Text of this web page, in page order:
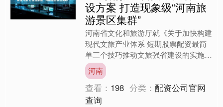
设方案 打造现象级“河南旅
游景区集群”
河南省文化和旅游厅就《关于加快构建
现代文旅产业体系 短期股票配资最简
单三个技巧推动文旅强省建设的实施方
案（征求意见稿）》公开征求意见。征
求意见稿提到短期股票配资....
河南
查看： 198 分类：配资公司官网
查询